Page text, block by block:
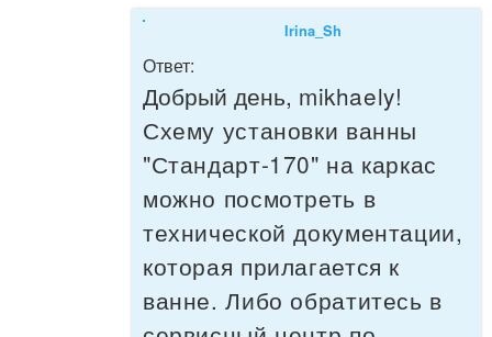
Irina_Sh
Ответ:
Добрый день, mikhaely!
Схему установки ванны
"Стандарт-170" на каркас
можно посмотреть в
технической документации,
которая прилагается к
ванне. Либо обратитесь в